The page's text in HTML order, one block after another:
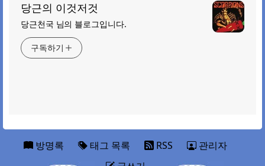
당근의 이것저것
당근천국 님의 블로그입니다.
구독하기
방명록 태그 목록 RSS
관리자